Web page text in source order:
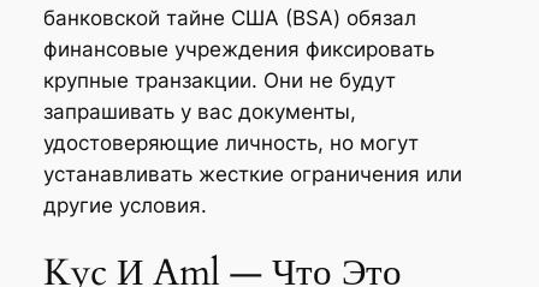
банковской тайне США (BSA) обязал
финансовые учреждения фиксировать
крупные транзакции. Они не будут
запрашивать у вас документы,
удостоверяющие личность, но могут
устанавливать жесткие ограничения или
другие условия.
Kyc И Aml — Что Это